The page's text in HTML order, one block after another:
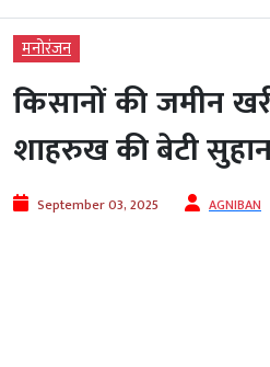
मनोरंजन
किसानों की जमीन
शाहरुख की बेटी
September 03, 2025 AGNIBAN